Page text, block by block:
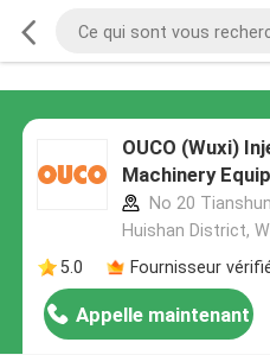
OUCO (Wuxi)
Machinery
No 20
Huishan District,
5.0
Fournisseur
Appelle maintenant